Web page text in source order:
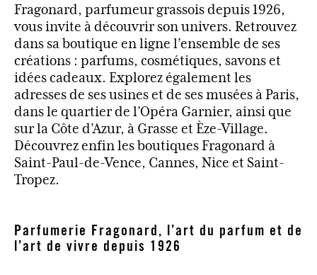
Fragonard, parfumeur grassois depuis 1926,
vous invite à découvrir son univers. Retrouvez
dans sa boutique en ligne l’ensemble de ses
créations : parfums, cosmétiques, savons et
idées cadeaux. Explorez également les
adresses de ses usines et de ses musées à Paris,
dans le quartier de l’Opéra Garnier, ainsi que
sur la Côte d’Azur, à Grasse et Èze-Village.
Découvrez enfin les boutiques Fragonard à
Saint-Paul-de-Vence, Cannes, Nice et Saint-
Tropez.
Parfumerie Fragonard, l’art du parfum et de
l’art de vivre depuis 1926